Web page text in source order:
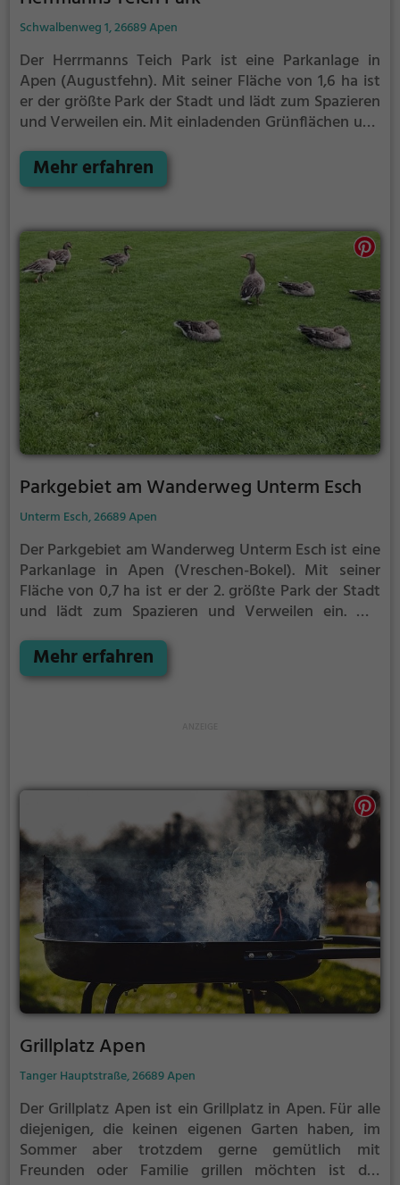
Schwalbenweg 1, 26689 Apen
Der Herrmanns Teich Park ist eine Parkanlage in
Apen (Augustfehn). Mit seiner Fläche von 1,6 ha ist
er der größte Park der Stadt und lädt zum Spazieren
und Verweilen ein.Mit einladenden Grünflächen und
zahlreiche Möglichkeiten zur Entspannung.
Mehr erfahren
Parkgebiet am Wanderweg Unterm Esch
Unterm Esch, 26689 Apen
Der Parkgebiet am Wanderweg Unterm Esch ist eine
Parkanlage in Apen (Vreschen-Bokel). Mit seiner
Fläche von 0,7 ha ist er der 2. größte Park der Stadt
und lädt zum Spazieren und Verweilen ein. Mit
bietet der Parkgebiet am Wanderweg Unterm Esch
zahlreiche Möglichkeiten zur Entspannung.
Mehr erfahren
Grillplatz Apen
Tanger Hauptstraße, 26689 Apen
Der Grillplatz Apen ist ein Grillplatz in Apen. Für alle
diejenigen, die keinen eigenen Garten haben, im
Sommer aber trotzdem gerne gemütlich mit
Freunden oder Familie grillen möchten ist der